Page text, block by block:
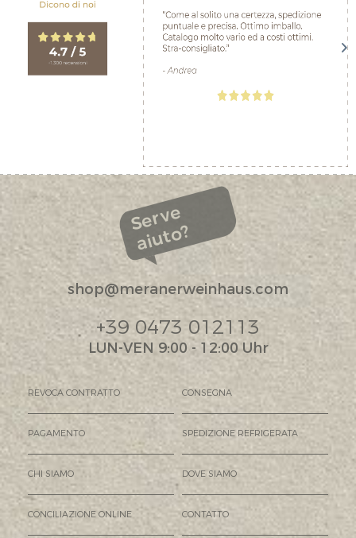
Serve
aiuto?
shop@meranerweinhaus.com
+39 0473 012113
LUN-VEN 9:00 - 12:00 Uhr
REVOCA CONTRATTO CONSEGNA
PAGAMENTO SPEDIZIONE REFRIGERATA
CHI SIAMO DOVE SIAMO
CONCILIAZIONE ONLINE CONTATTO